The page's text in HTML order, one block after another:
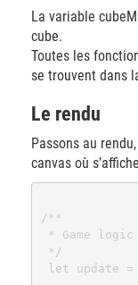
La variable
cube.
Toutes les
se trouvent dans
Le rendu
Passons au
canvas où
/**
* Game logic
*/
let update